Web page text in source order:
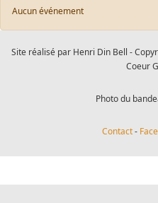
Aucun événement
Site réalisé par Henri Din Bell -
Coeur
Photo du
Contact-